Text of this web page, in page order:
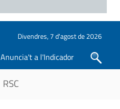
Divendres, 7 d'agost de 2026
Anuncia't a l'Indicador
Cercar
RSC